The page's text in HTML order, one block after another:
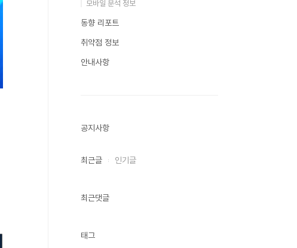
모바일 분석 정보
동향 리포트
취약점 정보
안내사항
공지사항
최근글 인기글
최근댓글
태그